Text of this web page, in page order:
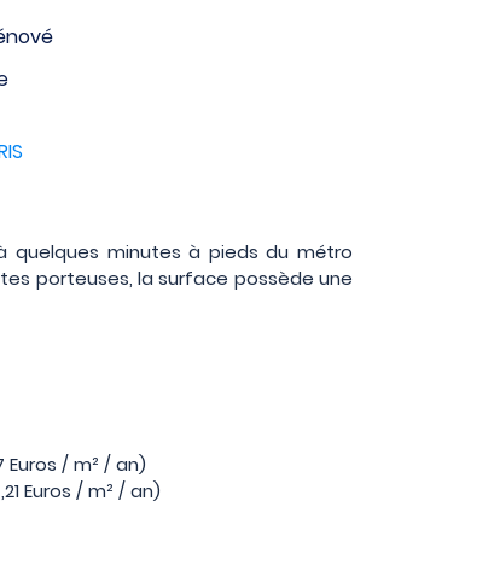
quelques minutes à pieds du métro
porteuses, la surface possède une
/ m² / an)
Euros / m² / an)